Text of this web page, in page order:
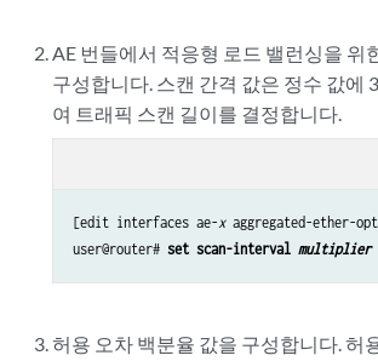
AE 번들에서 적응형 로드 밸런싱을 위
구성합니다. 스캔 간격 값은 정수 값에
여 트래픽 스캔 길이를 결정합니다.
[edit interfaces ae-x aggregated-ether-
user@router# set scan-interval multiplier
허용 오차 백분율 값을 구성합니다. 허